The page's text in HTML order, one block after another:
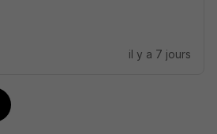
il y a 7 jours